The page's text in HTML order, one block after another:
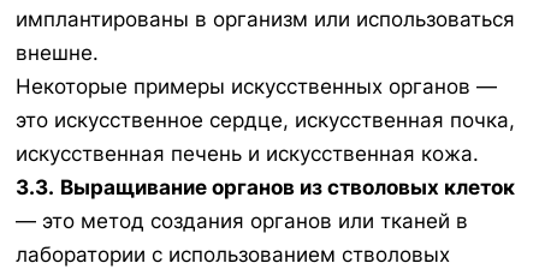
имплантированы в организм или использоваться
внешне.
Некоторые примеры искусственных органов —
это искусственное сердце, искусственная почка,
искусственная печень и искусственная кожа.
3.3. Выращивание органов из стволовых клеток
— это метод создания органов или тканей в
лаборатории с использованием стволовых